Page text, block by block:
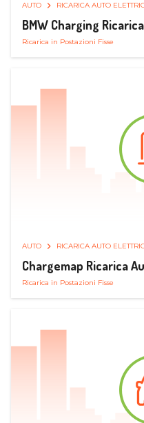
AUTO RICARICA AUTO
BMW Charging
Ricarica in Postazioni Fisse
AUTO RICARICA AUTO
Chargemap Ricarica
Ricarica in Postazioni Fisse